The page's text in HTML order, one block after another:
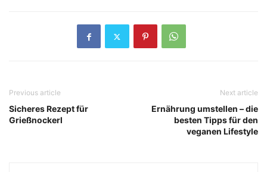
Previous article
Sicheres Rezept für
Grießnockerl
Next article
Ernährung umstellen – die
besten Tipps für den
veganen Lifestyle